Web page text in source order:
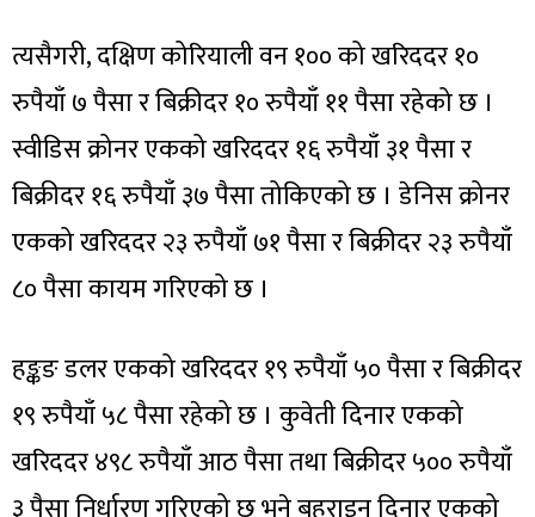
त्यसैगरी, दक्षिण कोरियाली वन १०० को खरिददर १०
रुपैयाँ ७ पैसा र बिक्रीदर १० रुपैयाँ ११ पैसा रहेको छ ।
स्वीडिस क्रोनर एकको खरिददर १६ रुपैयाँ ३१ पैसा र
बिक्रीदर १६ रुपैयाँ ३७ पैसा तोकिएको छ । डेनिस क्रोनर
एकको खरिददर २३ रुपैयाँ ७१ पैसा र बिक्रीदर २३ रुपैयाँ
८० पैसा कायम गरिएको छ ।
हङ्कङ डलर एकको खरिददर १९ रुपैयाँ ५० पैसा र बिक्रीदर
१९ रुपैयाँ ५८ पैसा रहेको छ । कुवेती दिनार एकको
खरिददर ४९८ रुपैयाँ आठ पैसा तथा बिक्रीदर ५०० रुपैयाँ